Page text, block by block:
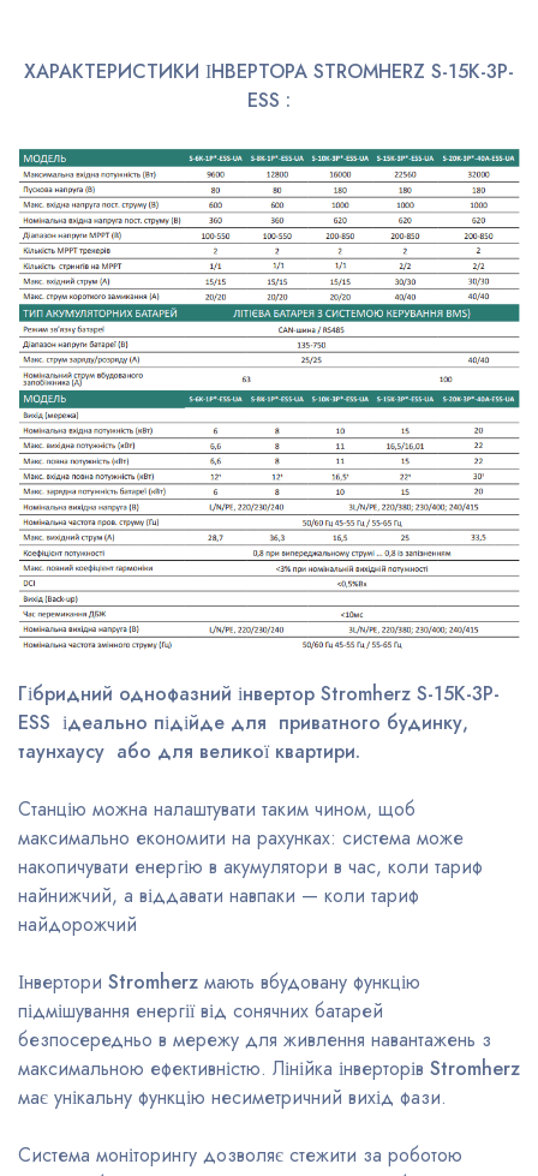
ХАРАКТЕРИСТИКИ ІНВЕРТОРА STROMHERZ S-15K-3Р-
ESS :
Гібридний однофазний інвертор Stromherz S-15K-3Р-
ESS ідеально підійде для приватного будинку,
таунхаусу або для великої квартири.
Станцію можна налаштувати таким чином, щоб
максимально економити на рахунках: система може
накопичувати енергію в акумулятори в час, коли тариф
найнижчий, а віддавати навпаки — коли тариф
найдорожчий
Інвертори Stromherz мають вбудовану функцію
підмішування енергії від сонячних батарей
безпосередньо в мережу для живлення навантажень з
максимальною ефективністю. Лінійка інверторів Stromherz
має унікальну функцію несиметричний вихід фази.
Система моніторингу дозволяє стежити за роботою